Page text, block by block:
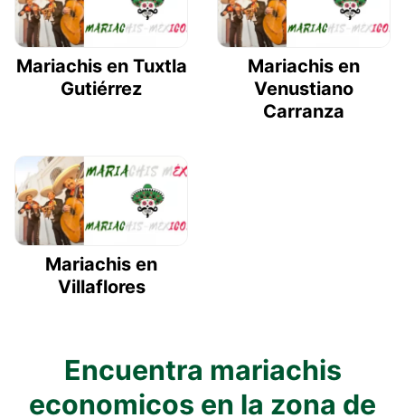
Mariachis en Tuxtla
Gutiérrez
Mariachis en
Venustiano
Carranza
Mariachis en
Villaflores
Encuentra mariachis
economicos en la zona de